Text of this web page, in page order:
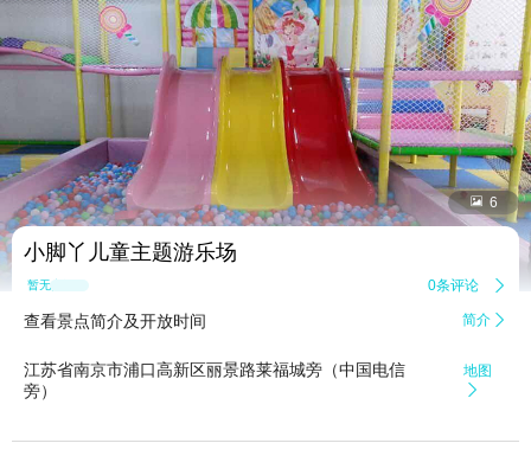
 6
小脚丫儿童主题游乐场
暂无点评 0条评论 
查看景点简介及开放时间 简介 
江苏省南京市浦口高新区丽景路莱福城旁（中国电信
旁）
地图
